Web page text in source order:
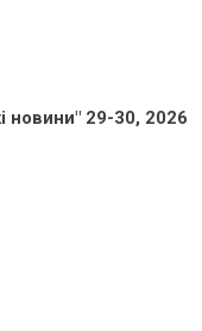
новини" 29-30, 2026